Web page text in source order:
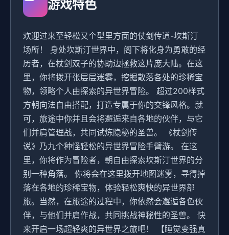
游戏特色
欢迎过来至轻松又个型里方面的仗剑传道-坎斯汀
场所！ 身处坎斯汀世界中，阁下将化身为勇敢的经
历者，在杖剑双子的协助边拯救这片庞大陆。在这
里，你将拨开张层层迷雾，挖掘散落各处的珍稀宝
物，领略个人由探索的异世界冒险。 超过200样式
方朝向法自由搭配，打造专属于你的交锋风格。就
可，旅途中你并且会将邂逅来自各地的伙伴，与它
们并肩管理战，共同试炼隐秘的圣兽。 《杖剑传
说》乃九个种怪轻松的异世界冒险手臂游。 在这
里，你将作为冒险者，朝自由探索坎斯汀世界的分
别一种角落。 你将会在这里拨开地图迷雾，寻得掉
落在各地的珍稀宝物，体验轻松爽快的异世界部
旅。当然，在旅途的过程中，你依然会邂逅各色伙
伴，与他们并肩作战，共同挑战神秘性的圣兽。 快
来开启一场超轻爽的异世界之旅吧！ 【睡觉变强真